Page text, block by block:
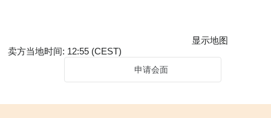
显示地图
卖方当地时间: 12:55 (CEST)
申请会面